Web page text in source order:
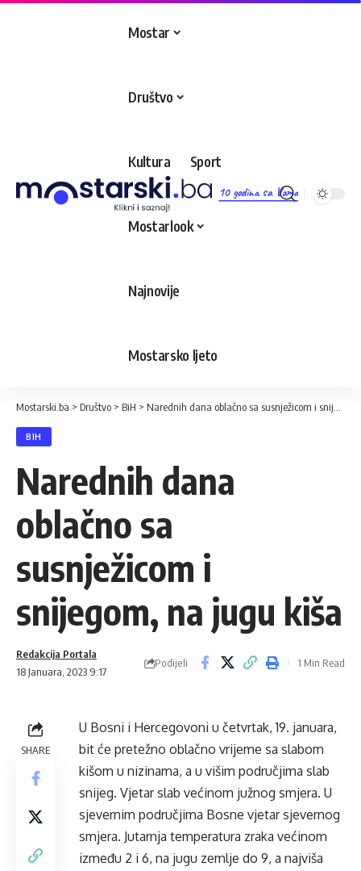
10 godina sa Vama
Mostar
Društvo
Kultura Sport
Mostarlook
Najnovije
Mostarsko ljeto
Mostarski.ba > Društvo > BiH > Narednih dana oblačno sa susnježicom i snijegom, na jugu kiša
BIH
Narednih dana
oblačno sa
susnježicom i
snijegom, na jugu kiša
18 Januara, 2023 9:17
Redakcija Portala
Podijeli 1 Min Read
SHARE
U Bosni i Hercegovoni u četvrtak, 19. januara,
bit će pretežno oblačno vrijeme sa slabom
kišom u nizinama, a u višim područjima slab
snijeg. Vjetar slab većinom južnog smjera. U
sjevernim područjima Bosne vjetar sjevernog
smjera. Jutarnja temperatura zraka većinom
između 2 i 6, na jugu zemlje do 9, a najviša